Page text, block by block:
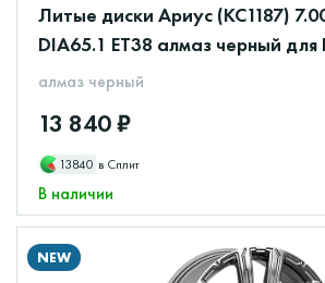
Литые диски Ариус (КС1187)
DIA65.1 ET38 алмаз черный для
алмаз черный
13 840 ₽
13840 в Сплит
В наличии
NEW